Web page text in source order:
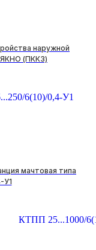
наружной
ЯКНО (ПККЗ)
мачтовая типа
У1